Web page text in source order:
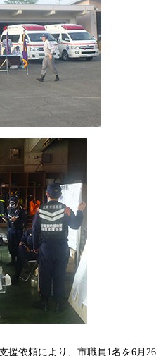
援依頼により、市職員1名を6月26